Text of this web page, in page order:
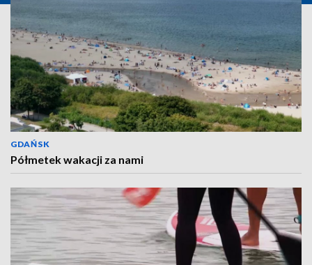
GDAŃSK
Półmetek wakacji za nami